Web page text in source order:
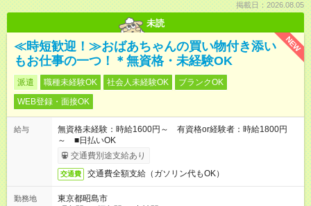
掲載日：2026.08.05
未読
NEW
≪時短歓迎！≫おばあちゃんの買い物付き添い
もお仕事の一つ！＊無資格・未経験OK
派遣 職種未経験OK 社会人未経験OK
ブランクOK
WEB登録・面接OK
給与
無資格未経験：時給1600円～ 有資格or経験者：時給1800円
～ ■日払いOK
交通費別途支給あり
交通費 交通費全額支給（ガソリン代もOK）
勤務地
東京都昭島市